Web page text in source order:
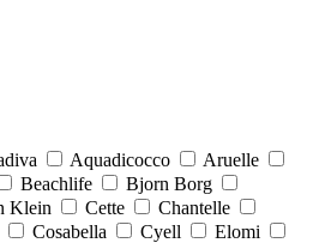
Aquadicocco
Aruelle
Beachlife
Bjorn Borg
Klein Cette
Chantelle
Cosabella Cyell
Elomi